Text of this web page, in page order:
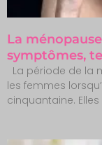
La
symptômes,
La période de la
les femmes
cinquantaine.